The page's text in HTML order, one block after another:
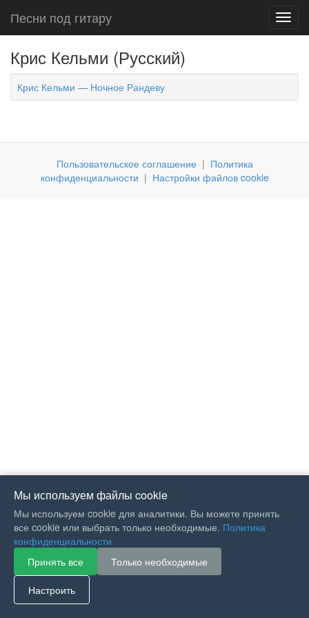
Песни под гитару
Крис Кельми (Русский)
Крис Кельми — Ночное Рандеву
Пользовательское соглашение | Политика
конфиденциальности | Настройки файлов cookie
Мы используем файлы cookie
Мы используем cookie для аналитики. Вы можете принять
все cookie или выбрать только необходимые. Политика
конфиденциальности
Принять все
Только необходимые
Настроить
If you like Guitar Songs, you
can buy me a coffee :)